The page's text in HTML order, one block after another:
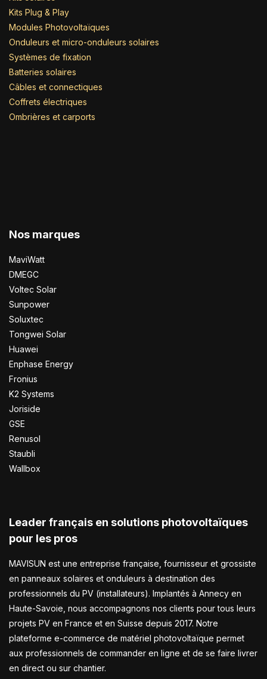
Kits Plug & Play
Modules Photovoltaïques
Onduleurs et micro-onduleurs solaires
Systèmes de fixation
Batteries solaires
Câbles et connectiques
Coffrets électriques
Ombrières et carports
Nos marques
MaviWatt
DMEGC
Voltec Solar
Sunpower
Soluxtec
Tongwei Solar
Huawei
Enphase Energy
Fronius
K2 Systems
Joriside
GSE
Renusol
Staubli
Wallbox
Leader français en solutions photovoltaïques
pour les pros
MAVISUN est une entreprise française, fournisseur et grossiste
en panneaux solaires et onduleurs à destination des
professionnels du PV (installateurs). Implantés à Annecy en
Haute-Savoie, nous accompagnons nos clients pour tous leurs
projets PV en France et en Suisse depuis 2017. Notre
plateforme e-commerce de matériel photovoltaïque permet
aux professionnels de commander en ligne et de se faire livrer
en direct ou sur chantier.